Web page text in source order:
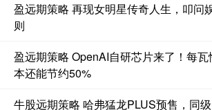
盈远期策略 再现女明星传奇人生，叩问
则
盈远期策略 OpenAI自研芯片来了！每
本还能节约50%
牛股远期策略 哈弗猛龙PLUS预售，同